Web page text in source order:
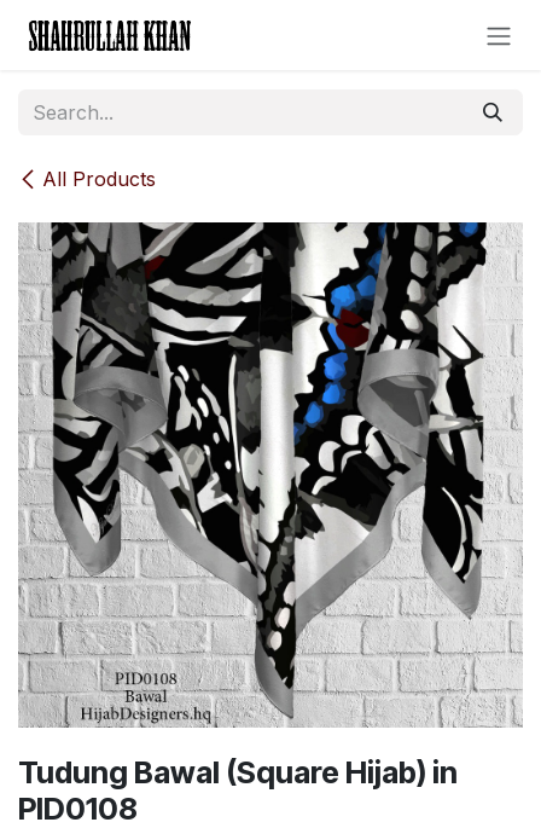
All Products
Tudung Bawal (Square Hijab) in
PID0108